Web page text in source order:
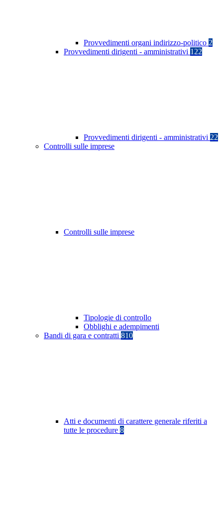
Provvedimenti organi indirizzo-politico 2
Provvedimenti dirigenti - amministrativi 122
Provvedimenti dirigenti - amministrativi 22
Controlli sulle imprese
Controlli sulle imprese
Tipologie di controllo
Obblighi e adempimenti
Bandi di gara e contratti 810
Atti e documenti di carattere generale riferiti a
tutte le procedure 8